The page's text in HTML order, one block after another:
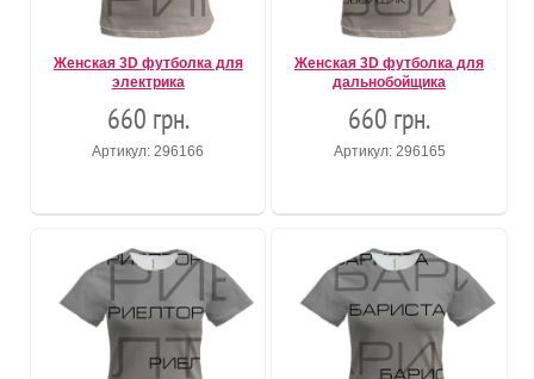
Женская 3D футболка для
электрика
660 грн.
Артикул: 296166
Женская 3D футболка для
дальнобойщика
660 грн.
Артикул: 296165